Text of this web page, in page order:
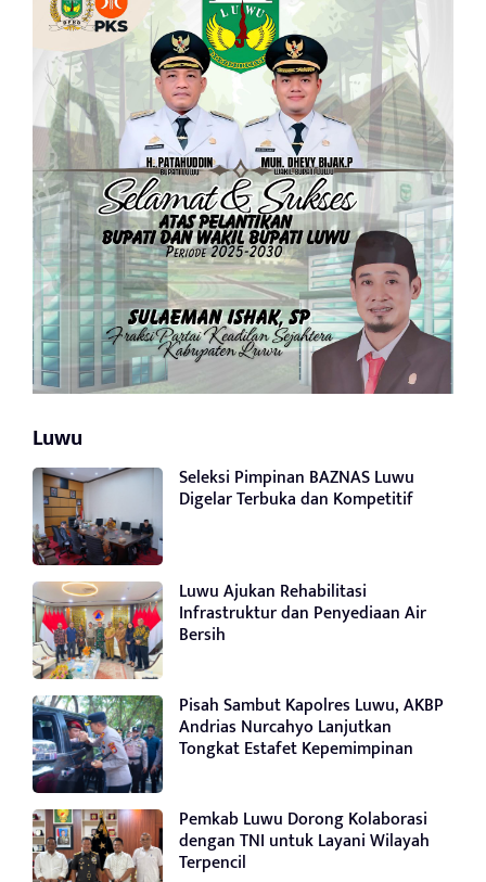
Luwu
Seleksi Pimpinan BAZNAS Luwu
Digelar Terbuka dan Kompetitif
Luwu Ajukan Rehabilitasi
Infrastruktur dan Penyediaan Air
Bersih
Pisah Sambut Kapolres Luwu, AKBP
Andrias Nurcahyo Lanjutkan
Tongkat Estafet Kepemimpinan
Pemkab Luwu Dorong Kolaborasi
dengan TNI untuk Layani Wilayah
Terpencil